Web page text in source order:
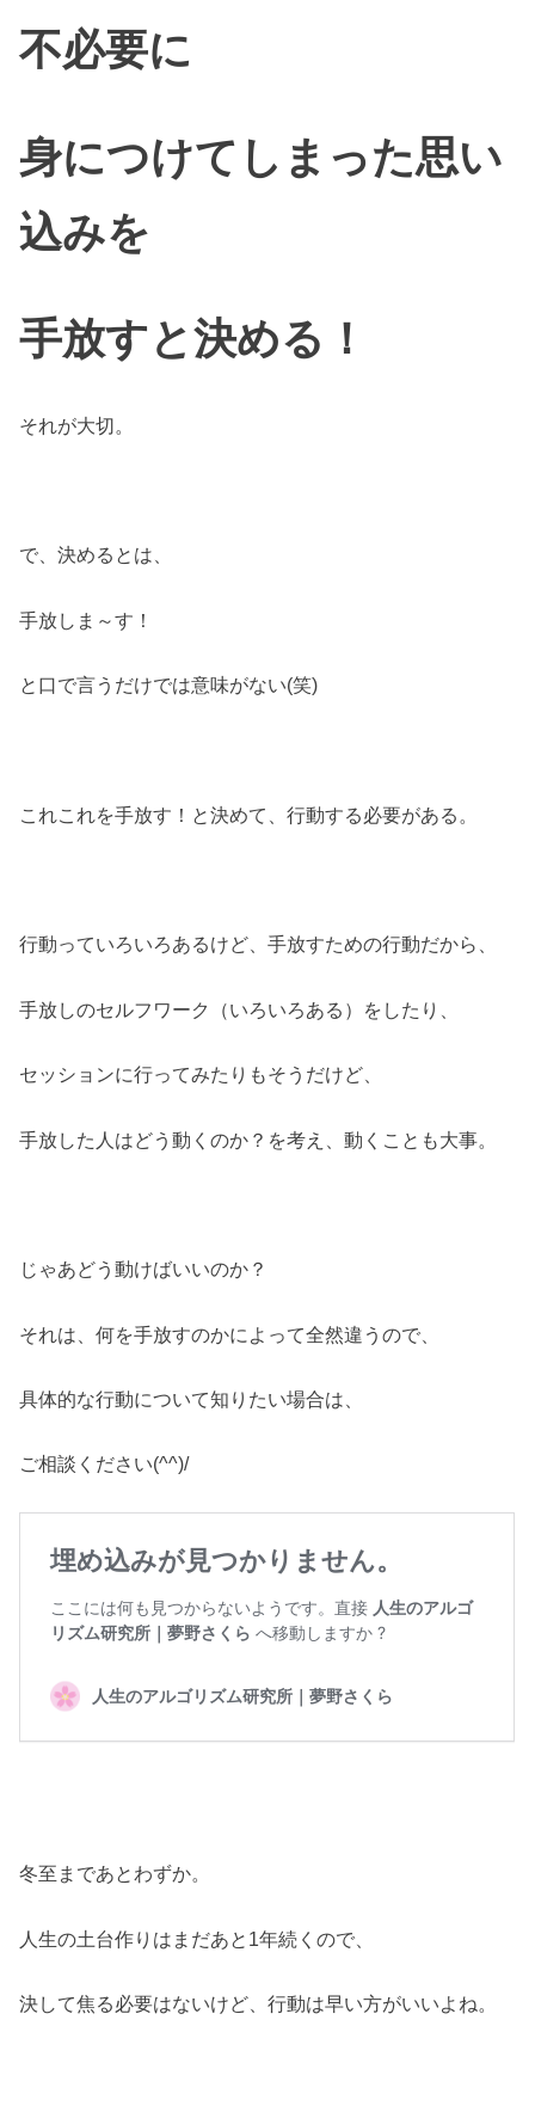
不必要に
身につけてしまった思い
込みを
手放すと決める！
それが大切。
で、決めるとは、
手放しま～す！
と口で言うだけでは意味がない(笑)
これこれを手放す！と決めて、行動する必要がある。
行動っていろいろあるけど、手放すための行動だから、
手放しのセルフワーク（いろいろある）をしたり、
セッションに行ってみたりもそうだけど、
手放した人はどう動くのか？を考え、動くことも大事。
じゃあどう動けばいいのか？
それは、何を手放すのかによって全然違うので、
具体的な行動について知りたい場合は、
ご相談ください(^^)/
冬至まであとわずか。
人生の土台作りはまだあと1年続くので、
決して焦る必要はないけど、行動は早い方がいいよね。